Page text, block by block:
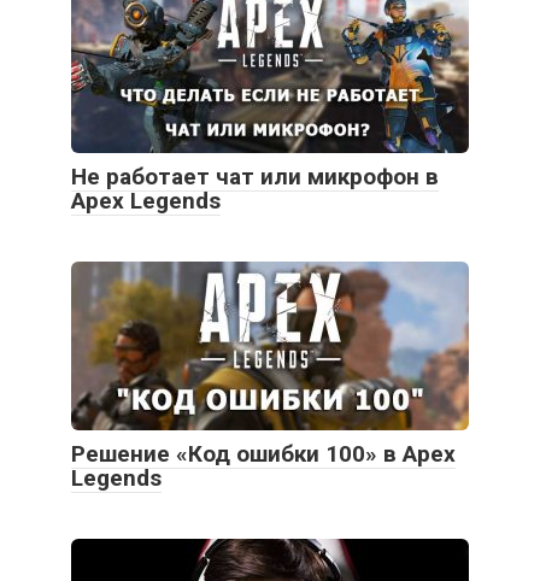
Не работает чат или микрофон в
Apex Legends
Решение «Код ошибки 100» в Apex
Legends